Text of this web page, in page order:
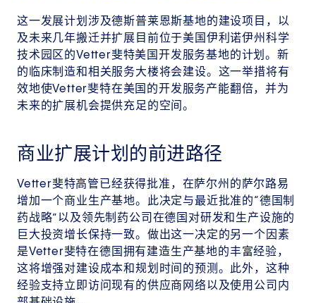
这一发展计划涉及德斯普莱恩斯基地的建设项目，以
及未来几年搬迁并扩展目前位于美国伊利诺伊州科学
技术园区的Vetter斐特美国开发服务基地的计划。新
的临床制造和相关服务大楼将会建设。这一举措将有
效地使Vetter斐特在美国的开发服务产能翻倍，并为
未来的扩展机会提供充足的空间。
商业扩展计划的前进路径
Vetter斐特高管已经获得批准，在萨尔州的萨尔路易
增加一个商业生产基地。此决定与最近批准的“德国制
药战略”以及领先制药公司在德国对研发和生产设施的
巨大投资增长保持一致。做出这一决定的另一个因素
是Vetter斐特在德国拥有建造生产基地的丰富经验，
这将增强对建设成本和规划时间的预测。此外，这种
经验支持立即访问现有的供应商网络以及使用公司内